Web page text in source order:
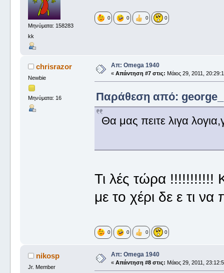
Μηνύματα: 158283
kk
0 0 0 0
chrisrazor
Newbie
Μηνύματα: 16
Απ: Omega 1940
« Απάντηση #7 στις: Μάιος 29, 2011,
Παράθεση από: george_
Θα μας πειτε λιγα
Τι λές τώρα !!!!!!!!!!!
με το χέρι δε ε τι
0 0 0 0
nikosp
Jr. Member
Απ: Omega 1940
« Απάντηση #8 στις: Μάιος 29, 2011,